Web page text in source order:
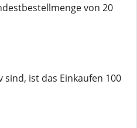
von 20
ist das Einkaufen 100